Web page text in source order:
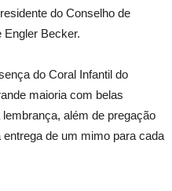
do Conselho de
Engler Becker.
do Coral Infantil do
maioria com belas
além de pregação
de um mimo para cada